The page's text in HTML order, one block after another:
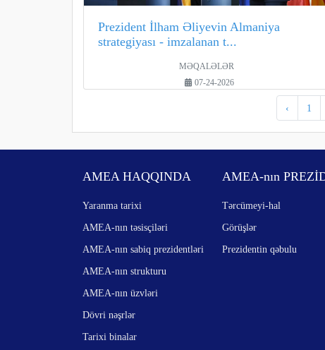
Prezident İlham Əliyevin Almaniya
strategiyası - imzalanan t...
MƏQALƏLƏR
07-24-2026
‹ 1
AMEA HAQQINDA
Yaranma tarixi
AMEA-nın təsisçiləri
AMEA-nın sabiq prezidentləri
AMEA-nın strukturu
AMEA-nın üzvləri
Dövri nəşrlər
Tarixi binalar
AMEA-nın
Tərcümeyi-hal
Görüşlər
Prezidentin qəbulu